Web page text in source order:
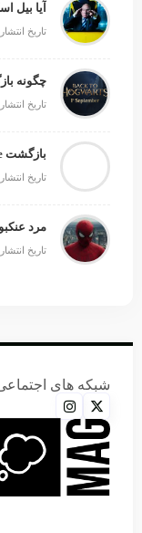
آیا
تاریخ انتشار: 17 مرداد
چگونه
تاریخ انتشار: 17 مرداد
تاریخ انتشار: 17 مرداد
مرد
تاریخ انتشار: 15 مرداد
شبکه های